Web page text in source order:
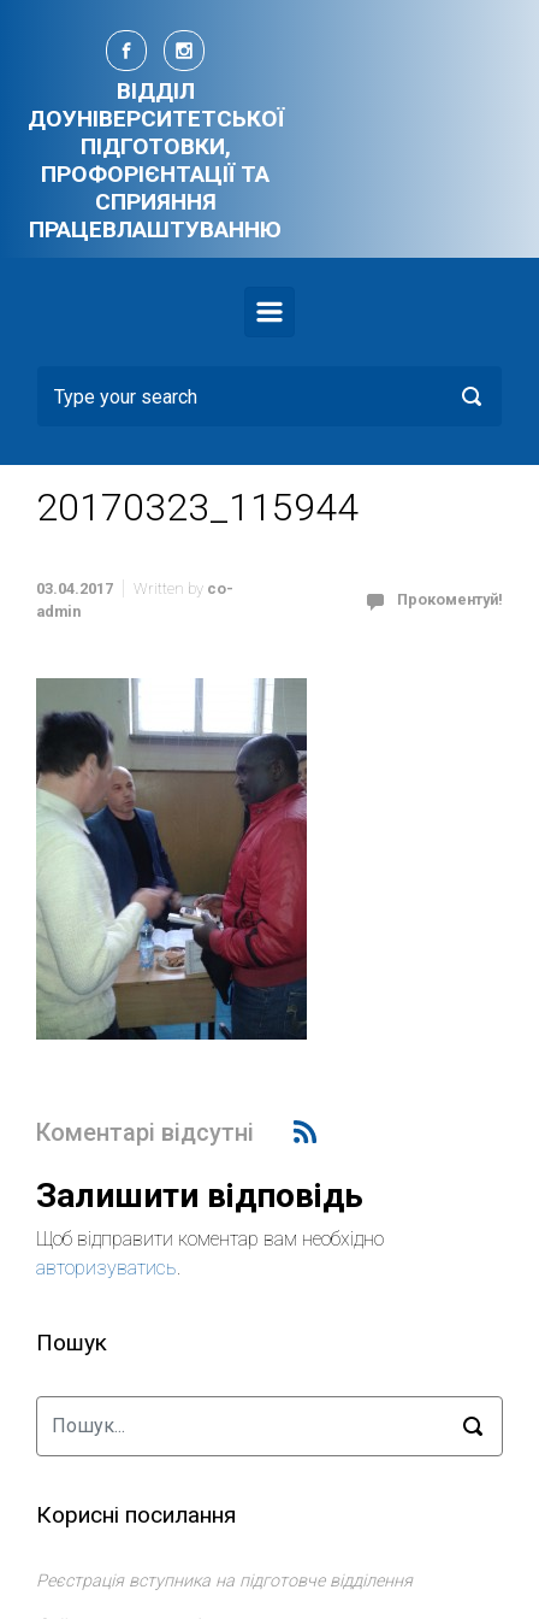
Skip to main content
ВІДДІЛ
ДОУНІВЕРСИТЕТСЬКОЇ
ПІДГОТОВКИ,
ПРОФОРІЄНТАЦІЇ ТА
СПРИЯННЯ
ПРАЦЕВЛАШТУВАННЮ
20170323_115944
03.04.2017 Written by co-
admin
Прокоментуй!
Коментарі відсутні
Залишити відповідь
Щоб відправити коментар вам необхідно
авторизуватись.
Пошук
Корисні посилання
Реєстрація вступника на підготовче відділення